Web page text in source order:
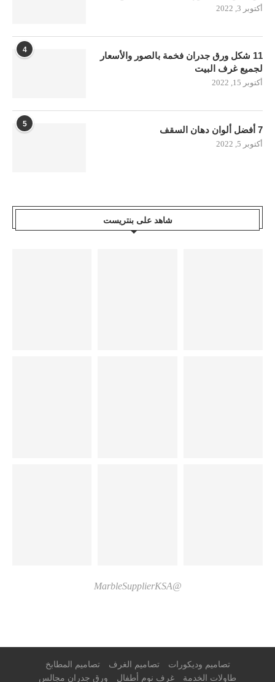
أكتوبر 3, 2022
4
11 شكل ورق جدران فخمة بالصور والأسعار
لجميع غرف البيت
أكتوبر 15, 2022
5
7 أفضل ألوان دهان السقف
أكتوبر 5, 2022
شاهد على بنتريست
@MarbleSupplierKSA
تصاميم وديكورات تصاميم الغرف
تصاميم المطابخ
طاولات الخدمة
غرف نوم أطفال ورق جدران مجالس